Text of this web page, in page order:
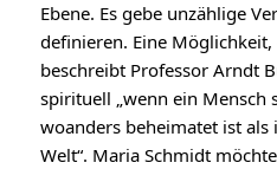
Ebene. Es gebe unzählige
definieren. Eine
beschreibt Professor Arndt
spirituell „wenn ein Mensch
woanders beheimatet ist als
Welt“. Maria Schmidt